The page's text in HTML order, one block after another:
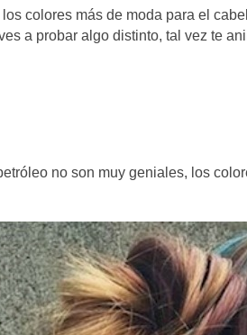
colores más de moda para el
a probar algo distinto, tal vez te
no son muy geniales, los